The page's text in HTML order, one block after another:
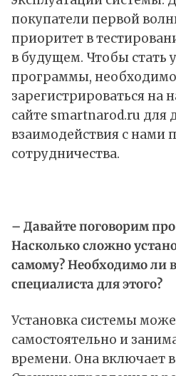
покупатели первой
приоритет в
в будущем. Чтобы стать
программы, необходимо
зарегистрироваться на
сайте smartnarod.ru для
взаимодействия с нами
сотрудничества.
– Давайте поговорим
Насколько сложно
самому? Необходимо ли
специалиста для этого?
Установка системы
самостоятельно и
времени. Она включает